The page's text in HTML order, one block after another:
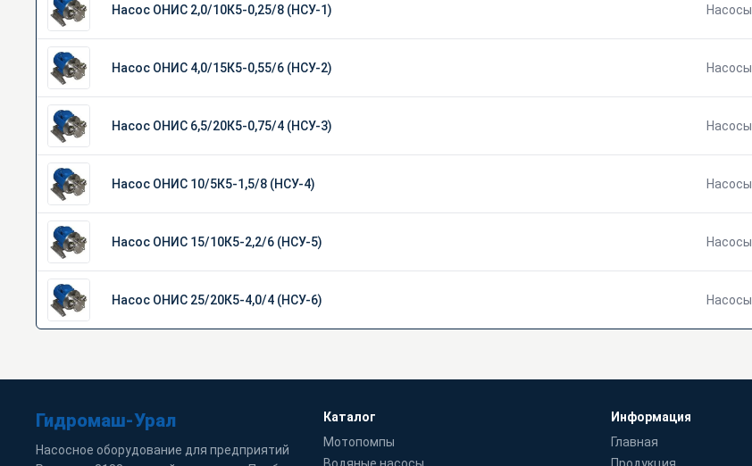
Насос ОНИС 2,0/10К5-0,25/8 (НСУ-1) Насосы
Насос ОНИС 4,0/15К5-0,55/6 (НСУ-2) Насосы
Насос ОНИС 6,5/20К5-0,75/4 (НСУ-3) Насосы
Насос ОНИС 10/5К5-1,5/8 (НСУ-4) Насосы
Насос ОНИС 15/10К5-2,2/6 (НСУ-5) Насосы
Насос ОНИС 25/20К5-4,0/4 (НСУ-6) Насосы
Гидромаш-Урал
Насосное оборудование для предприятий
Каталог
Мотопомпы
Информация
Главная